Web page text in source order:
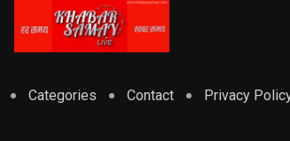
Categories Contact Privacy